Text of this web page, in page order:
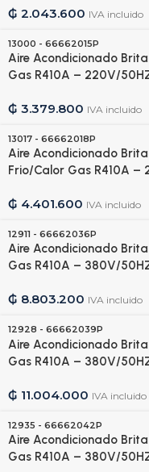
₲ 2.043.600 IVA incluido
13000 - 66662015P
Aire Acondicionado
Gas R410A – 220V/
₲ 3.379.800 IVA incluido
13017 - 66662018P
Aire Acondicionado
Frio/Calor Gas R410A –
₲ 4.401.600 IVA incluido
12911 - 66662036P
Aire Acondicionado
Gas R410A – 380V/50HZ
₲ 8.803.200 IVA incluido
12928 - 66662039P
Aire Acondicionado
Gas R410A – 380V/
₲ 11.004.000 IVA incluido
12935 - 66662042P
Aire Acondicionado
Gas R410A – 380V/